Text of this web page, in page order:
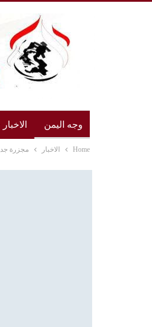
وجه اليمن الاخبار
Home الاخبار مجزرة